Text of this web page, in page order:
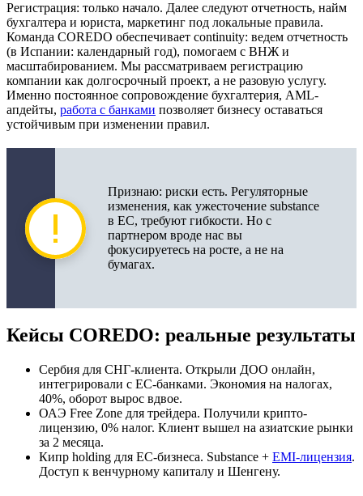
Регистрация: только начало. Далее следуют отчетность, найм
бухгалтера и юриста, маркетинг под локальные правила.
Команда COREDO обеспечивает continuity: ведем отчетность
(в Испании: календарный год), помогаем с ВНЖ и
масштабированием. Мы рассматриваем регистрацию
компании как долгосрочный проект, а не разовую услугу.
Именно постоянное сопровождение бухгалтерия, AML-
апдейты, работа с банками позволяет бизнесу оставаться
устойчивым при изменении правил.
Признаю: риски есть. Регуляторные
изменения, как ужесточение substance
в ЕС, требуют гибкости. Но с
партнером вроде нас вы
фокусируетесь на росте, а не на
бумагах.
Кейсы COREDO: реальные результаты
Сербия для СНГ-клиента. Открыли ДОО онлайн,
интегрировали с ЕС-банками. Экономия на налогах,
40%, оборот вырос вдвое.
ОАЭ Free Zone для трейдера. Получили крипто-
лицензию, 0% налог. Клиент вышел на азиатские рынки
за 2 месяца.
Кипр holding для ЕС-бизнеса. Substance + EMI-лицензия.
Доступ к венчурному капиталу и Шенгену.